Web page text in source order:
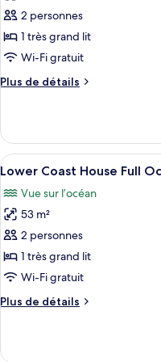
pour
ce
type
chambre :
House
Full
View
2 personnes
1 très grand lit
Wi-Fi gratuit
Plus de détails
Plus
le
type
de
Upper
Coast
Full
Ocean
View
Afficher
toutes
les
photos
pour
ce
type
chambre :
6
Lower Coast House Full
Vue sur l’océan
53 m²
2 personnes
1 très grand lit
Wi-Fi gratuit
Plus de détails
Plus
le